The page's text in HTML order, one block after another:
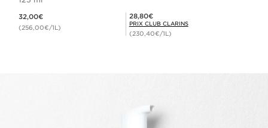
32,00€
(256,00€/1L)
Prix Club Clarins 28,80€
28,80€
PRIX CLUB CLARINS
(230,40€/1L)